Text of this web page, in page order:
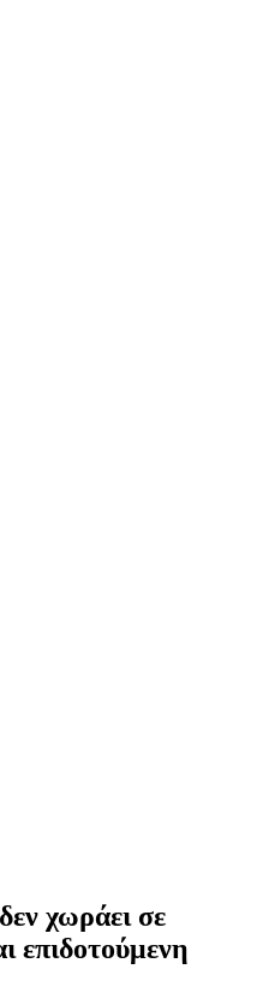
χωράει σε
επιδοτούμενη